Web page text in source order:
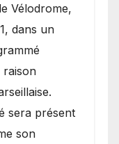
Vélodrome,
dans un
raison
sera présent
son